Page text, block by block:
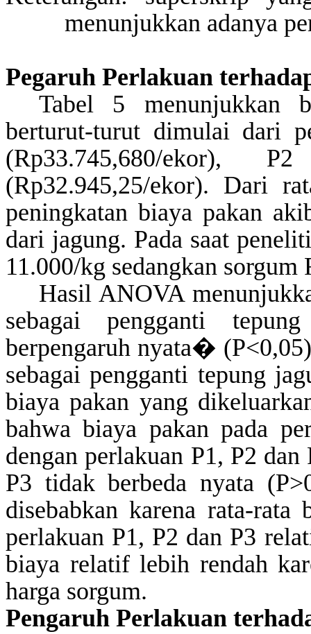
menunjukkan adanya
Pegaruh Perlakuan t
Tabel 5 menunjukkan
berturut-turut dimulai dari
(Rp33.745,680/ekor), P2
(Rp32.945,25/ekor). Dari
peningkatan biaya pakan
dari jagung. Pada saat
11.000/kg sedangkan sorgum
Hasil ANOVA
sebagai pengganti
berpengaruh nyata�
sebagai pengganti tepung
biaya pakan yang
bahwa biaya pakan pada
dengan perlakuan P1, P2
P3 tidak berbeda nyata
disebabkan karena rata-
perlakuan P1, P2 dan P3
biaya relatif lebih rendah
harga sorgum.
Pengaruh Perlakuan t